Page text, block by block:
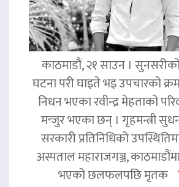
काठमाडौं, २१ साउन ।
घटना परी घाइते भइ उपचारको
निधन भएका रवीन्द्र मेहताको
मन्जुर भएका छन् । गृहमन्त्री
सरकारी प्रतिनिधिको
अस्पताल महाराजगञ्ज,
भएको छलफलपछि मृतक